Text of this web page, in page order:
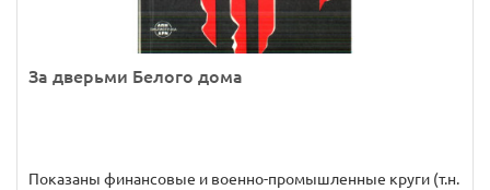
За дверьми Белого дома
Показаны финансовые и военно-промышленные круги (т.н.